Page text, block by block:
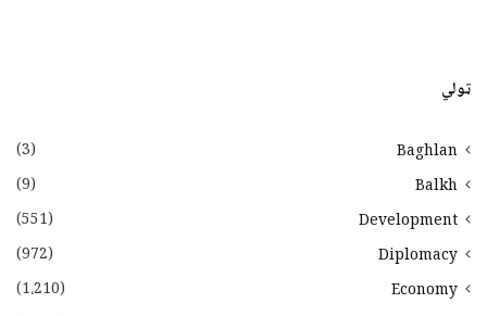
ټولي
Baghlan
(3)
Balkh
(9)
Development
(551)
Diplomacy
(972)
Economy
(1،210)